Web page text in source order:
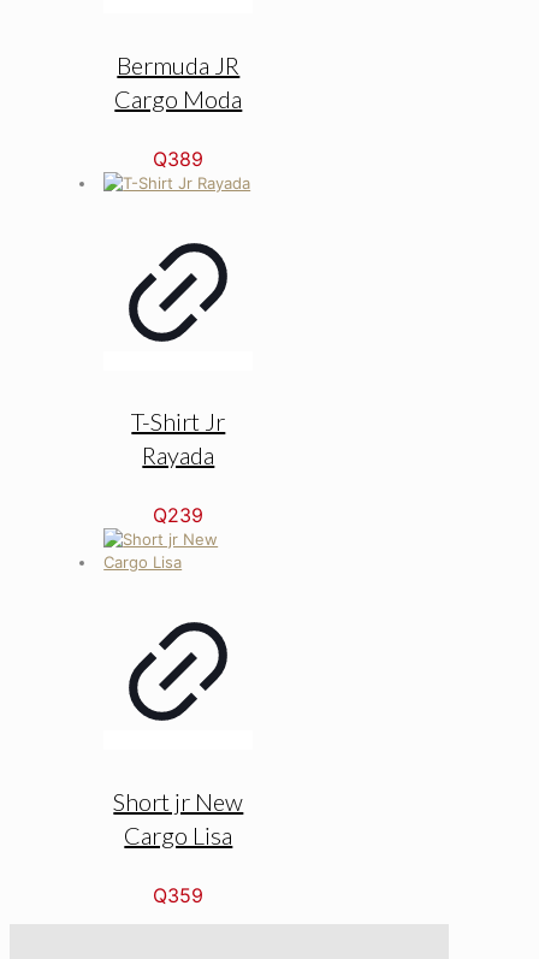
Bermuda JR
Cargo Moda
Q389
T-Shirt Jr
Rayada
Q239
Short jr New
Cargo Lisa
Q359